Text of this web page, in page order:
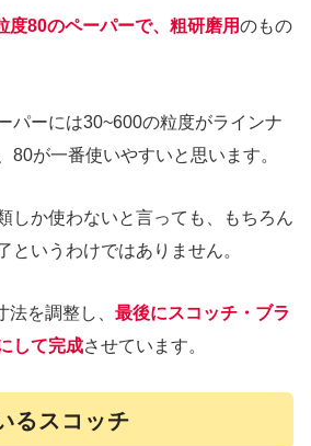
度80のペーパーで、粗研磨用のもの
パーには30~600の粒度がラインナ
80が一番使いやすいと思います。
しか使わないと言っても、もちろん
というわけではありません。
を調整し、 最後にスコッチ・ブラ
して完成させています。
るスコッチ